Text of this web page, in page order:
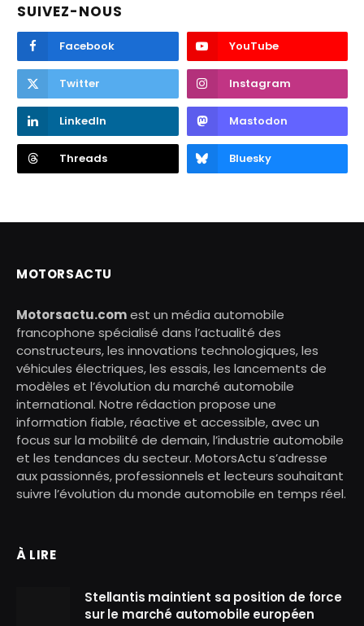
SUIVEZ-NOUS
Facebook YouTube
Twitter Instagram
LinkedIn Mastodon
Threads Bluesky
MOTORSACTU
Motorsactu.comest un média automobile
francophone spécialisé dans l’actualité des
constructeurs, les innovations technologiques, les
véhicules électriques, les essais, les lancements de
modèles et l’évolution du marché automobile
international. Notre rédaction propose une
information fiable, réactive et accessible, avec un
focus sur la mobilité de demain, l’industrie automobile
et les tendances du secteur. MotorsActu s’adresse
aux passionnés, professionnels et lecteurs souhaitant
suivre l’évolution du monde automobile en temps réel.
À LIRE
Stellantis maintient sa position de force
sur le marché automobile européen